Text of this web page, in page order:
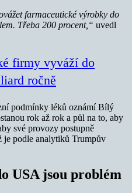
farmaceutické výrobky do
Třeba 200 procent,“ uvedl
firmy vyváží do
ročně
podmínky léků oznámí Bílý
rok až rok a půl na to, aby
své provozy postupně
je podle analytiků Trumpův
USA jsou problém